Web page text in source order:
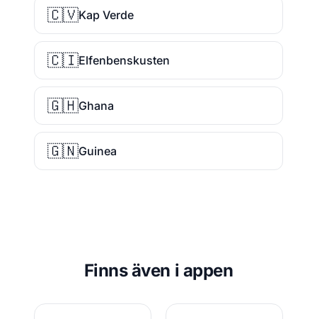
🇨🇻Kap Verde
🇨🇮Elfenbenskusten
🇬🇭Ghana
🇬🇳Guinea
Finns även i appen